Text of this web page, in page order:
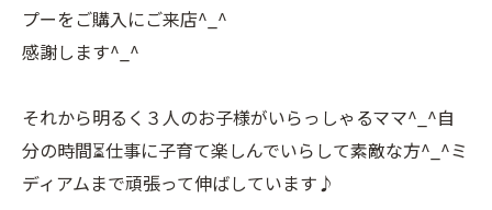
プーをご購入にご来店^_^
感謝します^_^
それから明るく３人のお子様がいらっしゃるママ^_^自
分の時間⏳仕事に子育て楽しんでいらして素敵な方^_^ミ
ディアムまで頑張って伸ばしています♪